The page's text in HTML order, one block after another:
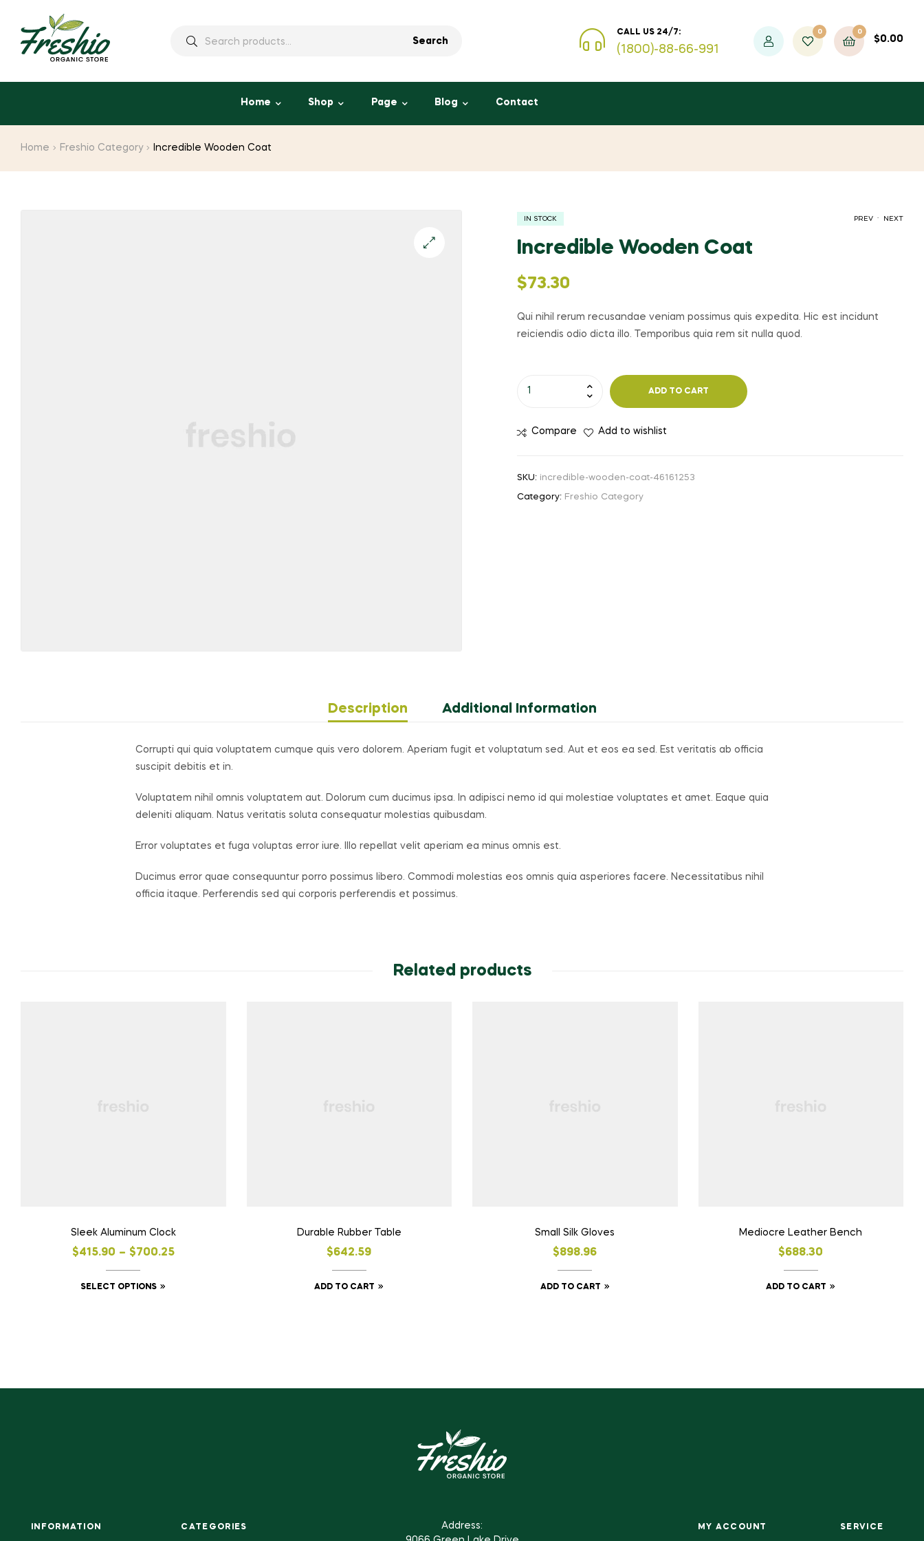
Search
CALL US 24/7:
(1800)-88-66-991
0 0
$0.00
Home Shop Page Blog Contact
Home Freshio Category Incredible Wooden Coat
PREV . NEXT
IN STOCK
Incredible Wooden Coat
$73.30
Qui nihil rerum recusandae veniam possimus quis expedita. Hic est incidunt
reiciendis odio dicta illo. Temporibus quia rem sit nulla quod.
ADD TO CART
Compare Add to wishlist
SKU: incredible-wooden-coat-46161253
Category: Freshio Category
Description Additional Information
Corrupti qui quia voluptatem cumque quis vero dolorem. Aperiam fugit et voluptatum sed. Aut et eos ea sed. Est veritatis ab officia
suscipit debitis et in.
Voluptatem nihil omnis voluptatem aut. Dolorum cum ducimus ipsa. In adipisci nemo id qui molestiae voluptates et amet. Eaque quia
deleniti aliquam. Natus veritatis soluta consequatur molestias quibusdam.
Error voluptates et fuga voluptas error iure. Illo repellat velit aperiam ea minus omnis est.
Ducimus error quae consequuntur porro possimus libero. Commodi molestias eos omnis quia asperiores facere. Necessitatibus nihil
officia itaque. Perferendis sed qui corporis perferendis et possimus.
Related products
Sleek Aluminum Clock
$415.90 – $700.25
SELECT OPTIONS
Durable Rubber Table
$642.59
ADD TO CART
Small Silk Gloves
$898.96
ADD TO CART
Mediocre Leather Bench
$688.30
ADD TO CART
INFORMATION CATEGORIES
Address:
MY ACCOUNT SERVICE